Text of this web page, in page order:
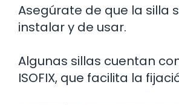
Asegúrate de que la silla
instalar y de usar.
Algunas sillas cuentan
ISOFIX, que facilita la